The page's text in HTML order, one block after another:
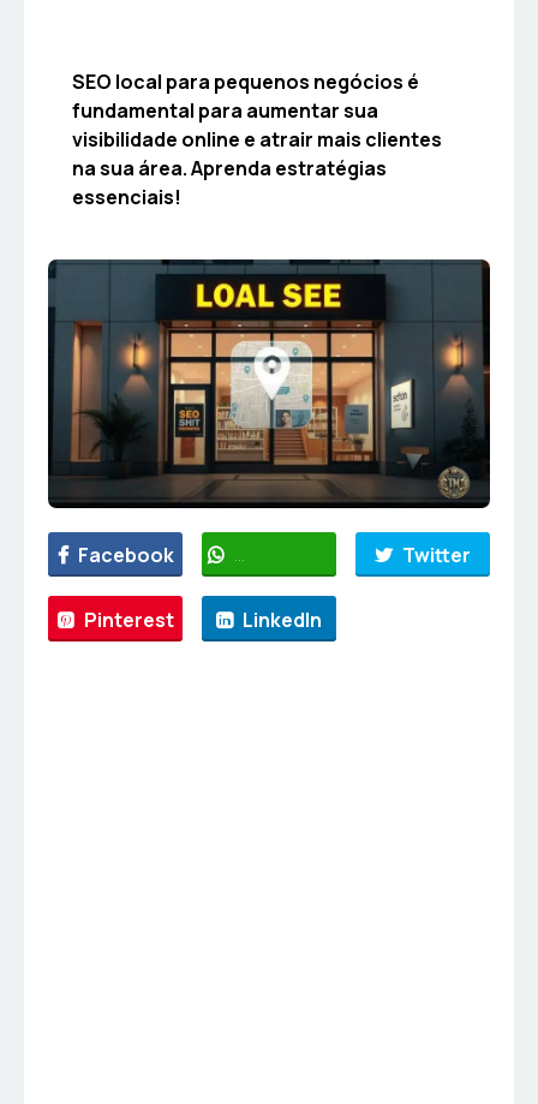
SEO local para pequenos negócios é
fundamental para aumentar sua
visibilidade online e atrair mais clientes
na sua área. Aprenda estratégias
essenciais!
Facebook WhatsApp Twitter
Pinterest LinkedIn